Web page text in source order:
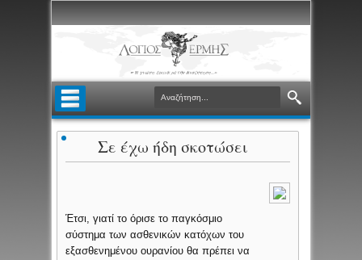
Σε έχω ήδη σκοτώσει
Έτσι, γιατί το όρισε το παγκόσμιο
σύστημα των ασθενικών κατόχων του
εξασθενημένου ουρανίου θα πρέπει να